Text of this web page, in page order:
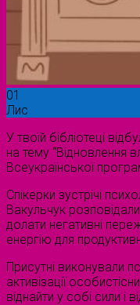
01
Лис
У твоїй бібліотеці
на тему “Відновлення
Всеукраїнської
Спікерки зустрічі
Вакульчук
долати негативні
енергію для
Присутні виконували
активізації
віднайти у собі сили і